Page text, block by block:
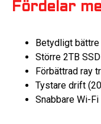
Fördelar
Betydligt
Större 2TB
Förbättrad ray
Tystare drift
Snabbare Wi-